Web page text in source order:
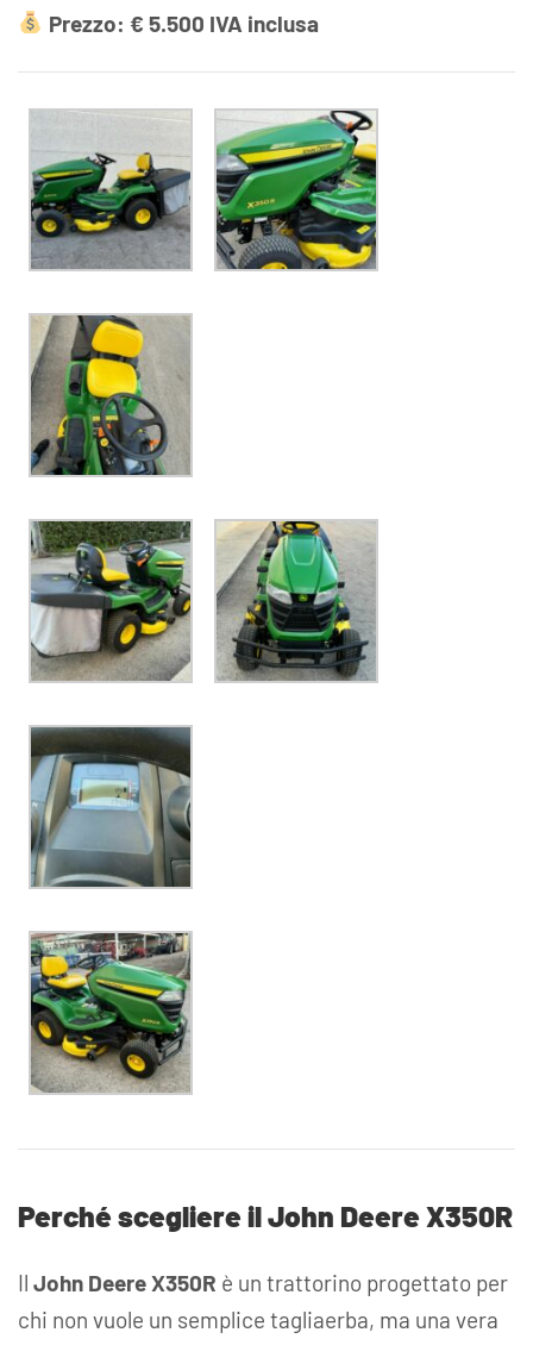
Prezzo: € 5.500 IVA inclusa
Perché scegliere il John Deere X350R
Il John Deere X350R è un trattorino progettato per
chi non vuole un semplice tagliaerba, ma una vera